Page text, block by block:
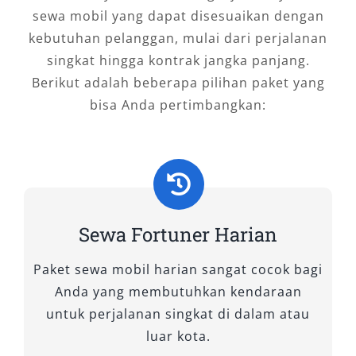
dukungan penuh selama perjalanan, Anda
dapat menikmati setiap momen tanpa kendala.
Untuk kebutuhan sewa mobil Fortuner Madiun
yang aman, praktis, dan bernilai lebih—Salsa
Wisata adalah jawabannya.
Bagi Anda yang mencari kendaraan SUV
premium untuk menunjang perjalanan bisnis,
liburan keluarga, atau mobilitas dinas di
Madiun dan sekitarnya, memilih tipe Fortuner
yang tepat sangatlah penting. Di Salsa Wisata,
kami menghadirkan berbagai varian Toyota
sewa mobil yang dapat disesuaikan dengan
kebutuhan pelanggan, mulai dari perjalanan
singkat hingga kontrak jangka panjang.
Berikut adalah beberapa pilihan paket yang
bisa Anda pertimbangkan:
Sewa Fortuner Harian
Paket sewa mobil harian sangat cocok bagi
Anda yang membutuhkan kendaraan
untuk perjalanan singkat di dalam atau
luar kota.